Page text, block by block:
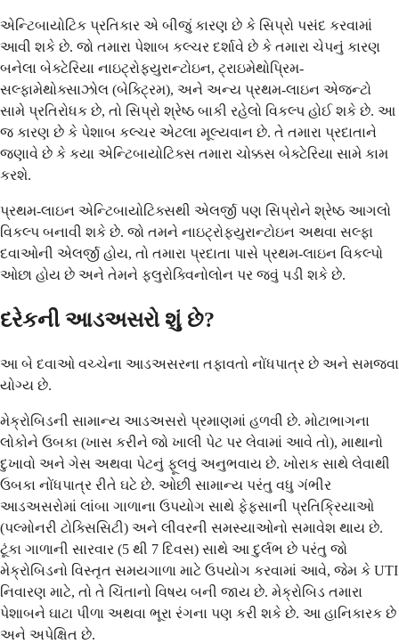
એન્ટિબાયોટિક પ્રતિકાર એ બીજું કારણ છે કે સિપ્રો પસંદ કરવામાં
આવી શકે છે. જો તમારા પેશાબ કલ્ચર દર્શાવે છે કે તમારા ચેપનું કારણ
બનેલા બેક્ટેરિયા નાઇટ્રોફ્યુરાન્ટોઇન, ટ્રાઇમેથોપ્રિમ-
સલ્ફામેથોક્સાઝોલ (બેક્ટ્રિમ), અને અન્ય પ્રથમ-લાઇન એજન્ટો
સામે પ્રતિરોધક છે, તો સિપ્રો શ્રેષ્ઠ બાકી રહેલો વિકલ્પ હોઈ શકે છે. આ
જ કારણ છે કે પેશાબ કલ્ચર એટલા મૂલ્યવાન છે. તે તમારા પ્રદાતાને
જણાવે છે કે કયા એન્ટિબાયોટિક્સ તમારા ચોક્કસ બેક્ટેરિયા સામે કામ
કરશે.
પ્રથમ-લાઇન એન્ટિબાયોટિક્સથી એલર્જી પણ સિપ્રોને શ્રેષ્ઠ આગલો
વિકલ્પ બનાવી શકે છે. જો તમને નાઇટ્રોફ્યુરાન્ટોઇન અથવા સલ્ફા
દવાઓની એલર્જી હોય, તો તમારા પ્રદાતા પાસે પ્રથમ-લાઇન વિકલ્પો
ઓછા હોય છે અને તેમને ફ્લુરોક્વિનોલોન પર જવું પડી શકે છે.
દરેકની આડઅસરો શું છે?
આ બે દવાઓ વચ્ચેના આડઅસરના તફાવતો નોંધપાત્ર છે અને સમજવા
યોગ્ય છે.
મેક્રોબિડની સામાન્ય આડઅસરો પ્રમાણમાં હળવી છે. મોટાભાગના
લોકોને ઉબકા (ખાસ કરીને જો ખાલી પેટ પર લેવામાં આવે તો), માથાનો
દુખાવો અને ગેસ અથવા પેટનું ફૂલવું અનુભવાય છે. ખોરાક સાથે લેવાથી
ઉબકા નોંધપાત્ર રીતે ઘટે છે. ઓછી સામાન્ય પરંતુ વધુ ગંભીર
આડઅસરોમાં લાંબા ગાળાના ઉપયોગ સાથે ફેફસાની પ્રતિક્રિયાઓ
(પલ્મોનરી ટોક્સિસિટી) અને લીવરની સમસ્યાઓનો સમાવેશ થાય છે.
ટૂંકા ગાળાની સારવાર (5 થી 7 દિવસ) સાથે આ દુર્લભ છે પરંતુ જો
મેક્રોબિડનો વિસ્તૃત સમયગાળા માટે ઉપયોગ કરવામાં આવે, જેમ કે UTI
નિવારણ માટે, તો તે ચિંતાનો વિષય બની જાય છે. મેક્રોબિડ તમારા
પેશાબને ઘાટા પીળા અથવા ભૂરા રંગના પણ કરી શકે છે. આ હાનિકારક છે
અને અપેક્ષિત છે.